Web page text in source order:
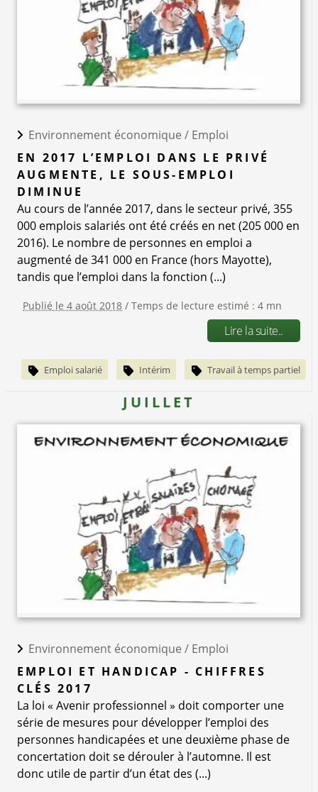
Environnement économique / Emploi
EN 2017 L’EMPLOI DANS LE PRIVÉ
AUGMENTE, LE SOUS-EMPLOI
DIMINUE
Au cours de l’année 2017, dans le secteur privé, 355
000 emplois salariés ont été créés en net (205 000 en
2016). Le nombre de personnes en emploi a
augmenté de 341 000 en France (hors Mayotte),
tandis que l’emploi dans la fonction (...)
Publié le 4 août 2018 / Temps de lecture estimé : 4 mn
Lire la suite..
Emploi salarié Intérim Travail à temps partiel
JUILLET
Environnement économique / Emploi
EMPLOI ET HANDICAP - CHIFFRES
CLÉS 2017
La loi « Avenir professionnel » doit comporter une
série de mesures pour développer l’emploi des
personnes handicapées et une deuxième phase de
concertation doit se dérouler à l’automne. Il est
donc utile de partir d’un état des (...)